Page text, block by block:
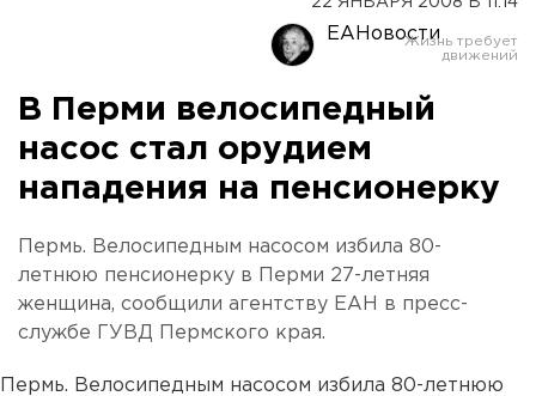
ЕАНовости
В Перми велосипедный
насос стал орудием
нападения на пенсионерку
Пермь. Велосипедным насосом избила 80-
летнюю пенсионерку в Перми 27-летняя
женщина, сообщили агентству ЕАН в пресс-
службе ГУВД Пермского края.
Пермь. Велосипедным насосом избила 80-летнюю